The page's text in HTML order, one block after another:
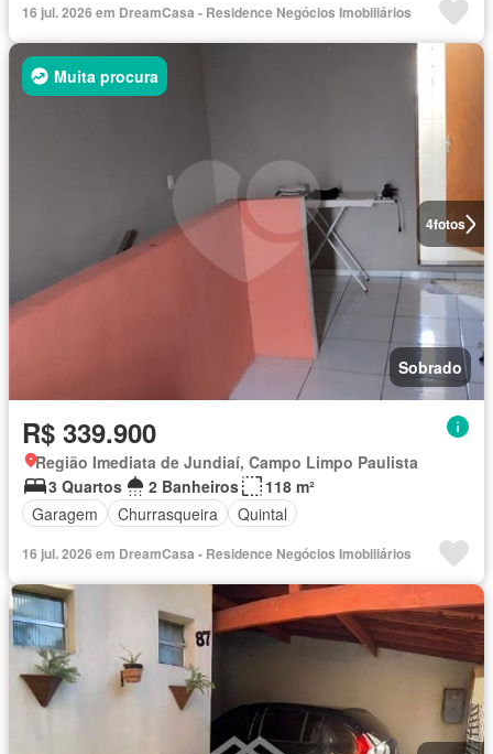
16 jul. 2026 em DreamCasa - Residence Negócios Imobiliários
4fotos
Muita procura
Sobrado
R$ 339.900
Região Imediata de Jundiaí, Campo Limpo Paulista
3 Quartos
2 Banheiros
118 m²
Garagem
Churrasqueira Quintal
16 jul. 2026 em DreamCasa - Residence Negócios Imobiliários